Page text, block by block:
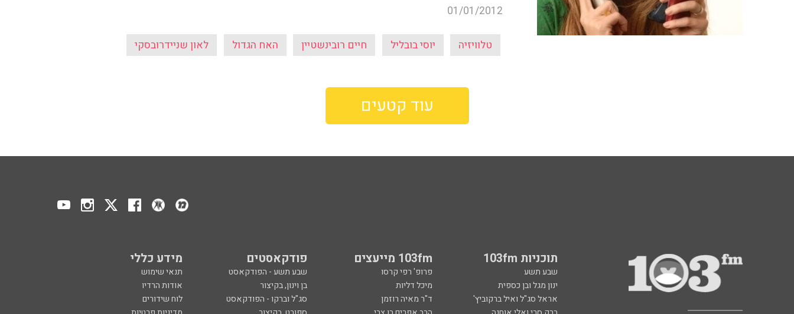
01/01/2012
טלוויזיה יוסי בובליל חיים רובינשטיין האח הגדול לאון שניידרובסקי
עוד קטעים
תוכניות 103fm 103fm מייעצים פודקאסטים מידע כללי
שבע תשע פרופ' רפי קרסו שבע תשע - הפודקאסט
תנאי שימוש
ינון מגל ובן כספית
מיכל דליות בן וינון, בקיצור
אודות הרדיו
אראל סג"ל ואיל ברקוביץ'
ד"ר מאיה רוזמן סג"ל וברקו - הפודקאסט
לוח שידורים